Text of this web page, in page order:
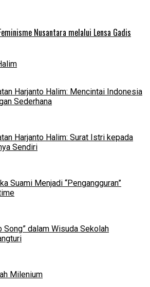
Nusantara melalui Lensa Gadis
Harjanto Halim: Mencintai Indonesia
Sederhana
Harjanto Halim: Surat Istri kepada
Sendiri
Suami Menjadi “Pengangguran”
Song” dalam Wisuda Sekolah
Milenium